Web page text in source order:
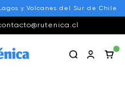
y Volcanes del Sur de Chile